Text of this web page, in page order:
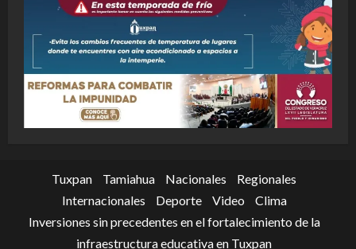
Tuxpan Tamiahua Nacionales
Regionales
Internacionales
Deporte Video
Clima
Inversiones sin precedentes en el fortalecimiento de la
infraestructura educativa en Tuxpan